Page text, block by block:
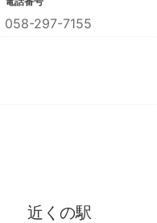
058-297-7155
近くの駅